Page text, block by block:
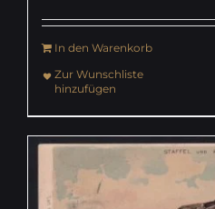
In den Warenkorb
Zur Wunschliste
hinzufügen